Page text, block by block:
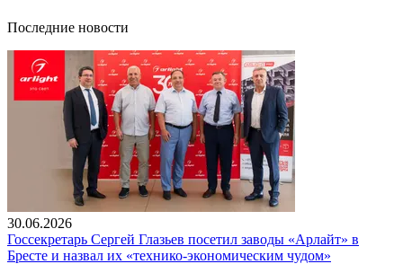
Последние новости
30.06.2026
Госсекретарь Сергей Глазьев посетил заводы «Арлайт» в
Бресте и назвал их «технико-экономическим чудом»